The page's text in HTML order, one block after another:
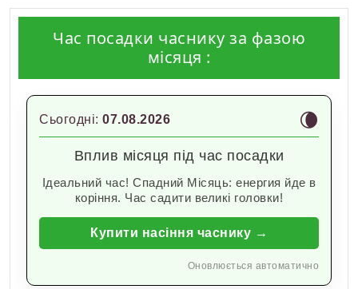
Час посадки часнику за фазою
місяця :
Сьогодні: 07.08.2026 🌘
Вплив місяця під час посадки
Ідеальний час! Спадний Місяць: енергия йде в
коріння. Час садити великі головки!
Купити насіння часнику →
Оновлюється автоматично